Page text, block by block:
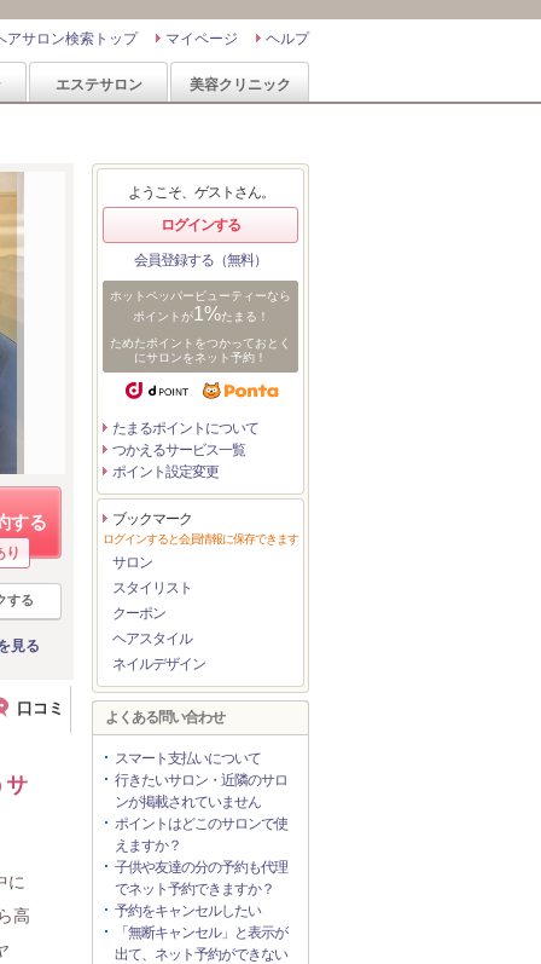
ヘルプ
マイページ
アサロン検索トップ
エステサロン 美容クリニック
する
り
する
見る
口コミ
サ
に
高
ようこそ、ゲストさん。
ログインする
会員登録する（無料）
ホットペッパービューティーなら
ポイントが1%たまる！
ためたポイントをつかっておとく
にサロンをネット予約！
たまるポイントについて
つかえるサービス一覧
ポイント設定変更
ブックマーク
ログインすると会員情報に保存できます
サロン
スタイリスト
クーポン
ヘアスタイル
ネイルデザイン
よくある問い合わせ
スマート支払いについて
行きたいサロン・近隣のサロ
ンが掲載されていません
ポイントはどこのサロンで使
えますか？
子供や友達の分の予約も代理
でネット予約できますか？
予約をキャンセルしたい
「無断キャンセル」と表示が
出て、ネット予約ができない